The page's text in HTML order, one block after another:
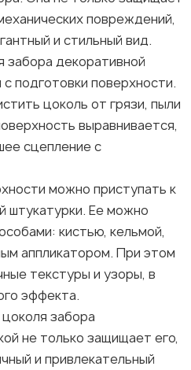
повреждений,
и стильный вид.
декоративной
подготовки поверхности.
цоколь от грязи, пыли
выравнивается,
сцепление с
можно приступать к
штукатурки. Ее можно
кистью, кельмой,
аппликатором. При этом
текстуры и узоры, в
эффекта.
забора
не только защищает его,
и привлекательный